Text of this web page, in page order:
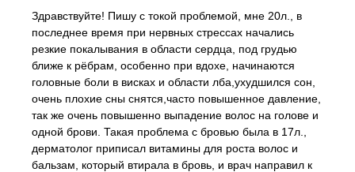
Здравствуйте! Пишу с токой проблемой, мне 20л., в
последнее время при нервных стрессах начались
резкие покалывания в области сердца, под грудью
ближе к рёбрам, особенно при вдохе, начинаются
головные боли в висках и области лба,ухудшился сон,
очень плохие сны снятся,часто повышенное давление,
так же очень повышенно выпадение волос на голове и
одной брови. Такая проблема с бровью была в 17л.,
дерматолог приписал витамины для роста волос и
бальзам, который втирала в бровь, и врач направил к